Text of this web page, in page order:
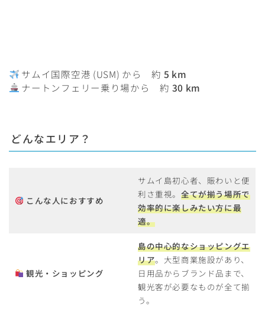
サムイ国際空港 (USM) から 約 5 km
ナートンフェリー乗り場から 約 30 km
どんなエリア？
こんな人におすすめ
サムイ島初心者、賑わいと便
利さ重視。 全てが揃う場所で
効率的に楽しみたい方に最
適。
観光・ショッピング
島の中心的なショッピングエ
リア。大型商業施設があり、
日用品からブランド品まで、
観光客が必要なものが全て揃
う。